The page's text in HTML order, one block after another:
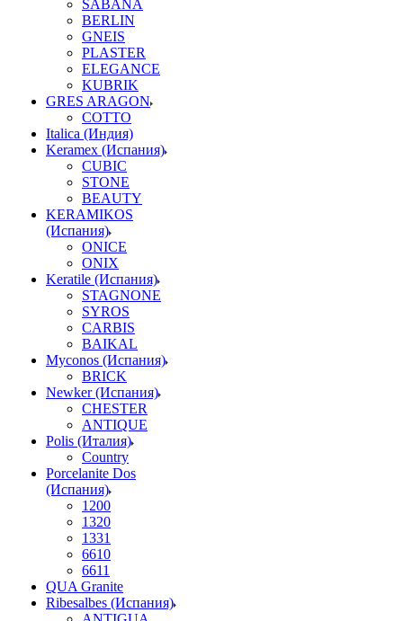
SABANA
BERLIN
GNEIS
PLASTER
ELEGANCE
KUBRIK
GRES ARAGON
COTTO
Italica (Индия)
Keramex (Испания)
CUBIC
STONE
BEAUTY
KERAMIKOS
(Испания)
ONICE
ONIX
Keratile (Испания)
STAGNONE
SYROS
CARBIS
BAIKAL
Myconos (Испания)
BRICK
Newker (Испания)
CHESTER
ANTIQUE
Polis (Италия)
Country
Porcelanite Dos
(Испания)
1200
1320
1331
6610
6611
QUA Granite
Ribesalbes (Испания)